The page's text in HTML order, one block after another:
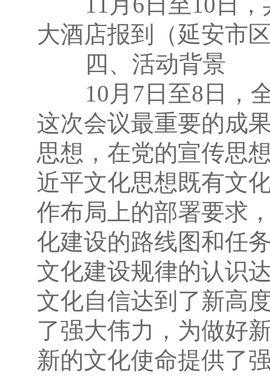
大酒店报到（延安市
四、活动背景
10月7日至8日，全
这次会议最重要的成
思想，在党的宣传思
近平文化思想既有文
作布局上的部署要求
化建设的路线图和任
文化建设规律的认识
文化自信达到了新高
了强大伟力，为做好
新的文化使命提供了